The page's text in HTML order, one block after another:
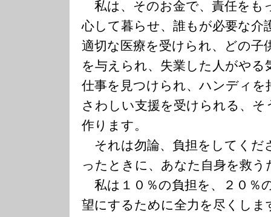
私は、そのお金で、責任をも
心して暮らせ、誰もが必要な介
適切な医療を受けられ、どの子
を与えられ、失業した人がやる
仕事を見つけられ、ハンディ
さわしい支援を受けられる、そ
作ります。
それは勿論、負担をしてくだ
ったときに、あなた自身を救
私は１０％の負担を、２０％
望にするために全力を尽くしま